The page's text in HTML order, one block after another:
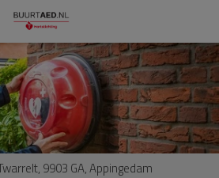
9903 GA, Appingedam